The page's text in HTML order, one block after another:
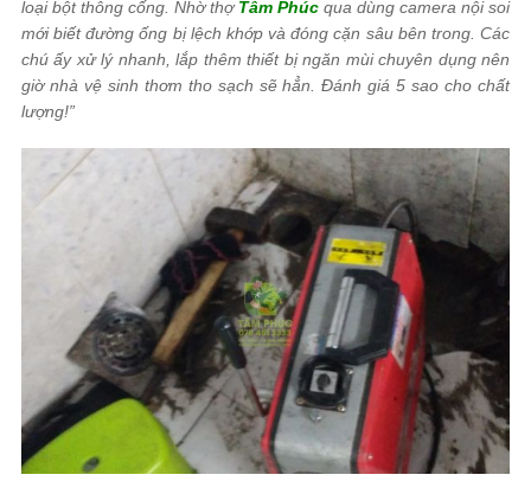
loại bột thông cống. Nhờ thợTâm Phúc qua dùng camera nội soi
mới biết đường ống bị lệch khớp và đóng cặn sâu bên trong. Các
chú ấy xử lý nhanh, lắp thêm thiết bị ngăn mùi chuyên dụng nên
giờ nhà vệ sinh thơm tho sạch sẽ hẳn. Đánh giá 5 sao cho chất
lượng!”